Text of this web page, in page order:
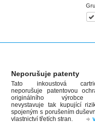
Neporušuje patenty
Tato inkoustová
neporušuje patentovou
originálního
nevystavuje tak kupující
spojeným s porušením
vlastnictví třetích stran.